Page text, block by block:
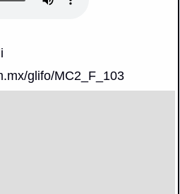
glifo/MC2_F_103